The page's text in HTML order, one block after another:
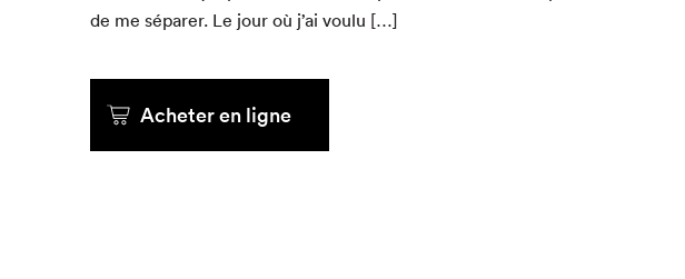
Que cherchez-vous?
de me sépar­er. Le jour où j’ai voulu […]
Acheter en ligne